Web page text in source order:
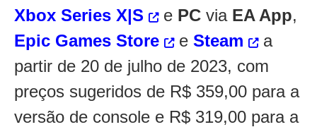
Xbox Series X|S
e PC via EA App,
Epic Games Store
e Steam
a
partir de 20 de julho de 2023, com
preços sugeridos de R$ 359,00 para a
versão de console e R$ 319,00 para a